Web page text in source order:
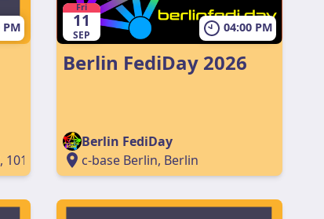
PM
Berlin, Germany
Fri
11
SEP
04:00 PM
Berlin FediDay 2026
Berlin FediDay
c-base Berlin, Berlin